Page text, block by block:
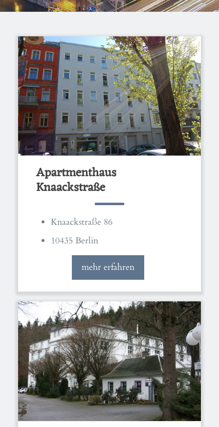
Apartmenthaus
Knaackstraße
Knaackstraße 86
10435 Berlin
mehr erfahren